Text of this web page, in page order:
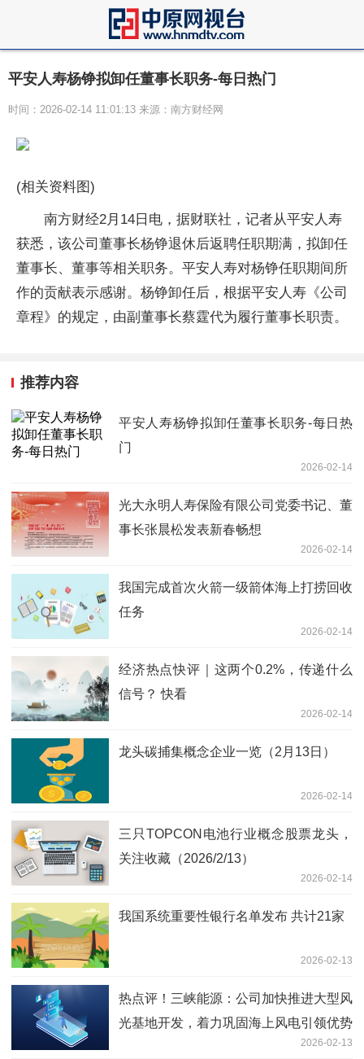
平安人寿杨铮拟卸任董事长职务-每日热门
时间：2026-02-14 11:01:13 来源：南方财经网
(相关资料图)
南方财经2月14日电，据财联社，记者从平安人寿
获悉，该公司董事长杨铮退休后返聘任职期满，拟卸任
董事长、董事等相关职务。平安人寿对杨铮任职期间所
作的贡献表示感谢。杨铮卸任后，根据平安人寿《公司
章程》的规定，由副董事长蔡霆代为履行董事长职责。
推荐内容
平安人寿杨铮拟卸任董事长职务-每日热
门
2026-02-14
光大永明人寿保险有限公司党委书记、董
事长张晨松发表新春畅想
2026-02-14
我国完成首次火箭一级箭体海上打捞回收
任务
2026-02-14
经济热点快评｜这两个0.2%，传递什么
信号？ 快看
2026-02-14
龙头碳捕集概念企业一览（2月13日）
2026-02-14
三只TOPCON电池行业概念股票龙头，
关注收藏（2026/2/13）
2026-02-14
我国系统重要性银行名单发布 共计21家
2026-02-13
热点评！三峡能源：公司加快推进大型风
光基地开发，着力巩固海上风电引领优势
2026-02-13